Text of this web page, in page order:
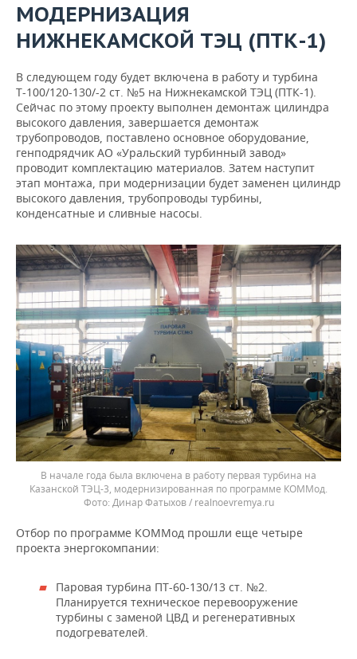
МОДЕРНИЗАЦИЯ
НИЖНЕКАМСКОЙ ТЭЦ (ПТК-1)
В следующем году будет включена в работу и турбина
Т-100/120-130/-2 ст. №5 на Нижнекамской ТЭЦ (ПТК-1).
Сейчас по этому проекту выполнен демонтаж цилиндра
высокого давления, завершается демонтаж
трубопроводов, поставлено основное оборудование,
генподрядчик АО «Уральский турбинный завод»
проводит комплектацию материалов. Затем наступит
этап монтажа, при модернизации будет заменен цилиндр
высокого давления, трубопроводы турбины,
конденсатные и сливные насосы.
В начале года была включена в работу первая турбина на
Казанской ТЭЦ-3, модернизированная по программе КОММод.
Динар Фатыхов / realnoevremya.ru
Отбор по программе КОММод прошли еще четыре
проекта энергокомпании:
Паровая турбина ПТ-60-130/13 ст. №2.
Планируется техническое перевооружение
турбины с заменой ЦВД и регенеративных
подогревателей.